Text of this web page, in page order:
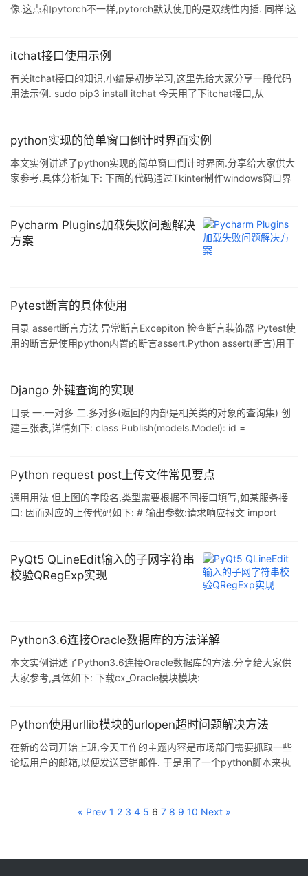
像.这点和pytorch不一样,pytorch默认使用的是双线性内插. 同样:这
itchat接口使用示例
有关itchat接口的知识,小编是初步学习,这里先给大家分享一段代码
用法示例. sudo pip3 install itchat 今天用了下itchat接口,从
python实现的简单窗口倒计时界面实例
本文实例讲述了python实现的简单窗口倒计时界面.分享给大家供大
家参考.具体分析如下: 下面的代码通过Tkinter制作windows窗口界
Pycharm Plugins加载失败问题解决
方案
Pytest断言的具体使用
目录 assert断言方法 异常断言Excepiton 检查断言装饰器 Pytest使
用的断言是使用python内置的断言assert.Python assert(断言)用于
Django 外键查询的实现
目录 一.一对多 二.多对多(返回的内部是相关类的对象的查询集) 创
建三张表,详情如下: class Publish(models.Model): id =
Python request post上传文件常见要点
通用用法 但上图的字段名,类型需要根据不同接口填写,如某服务接
口: 因而对应的上传代码如下: # 输出参数:请求响应报文 import
PyQt5 QLineEdit输入的子网字符串
校验QRegExp实现
Python3.6连接Oracle数据库的方法详解
本文实例讲述了Python3.6连接Oracle数据库的方法.分享给大家供
大家参考,具体如下: 下载cx_Oracle模块模块:
Python使用urllib模块的urlopen超时问题解决方法
在新的公司开始上班,今天工作的主题内容是市场部门需要抓取一些
论坛用户的邮箱,以便发送营销邮件. 于是用了一个python脚本来执
« Prev 1 2 3 4 5 6 7 8 9 10 Next »